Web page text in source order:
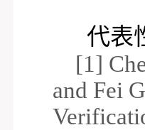
代表
[1]
and Fei